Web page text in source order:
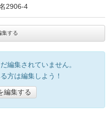
2906-4
集する
編集されていません。
方は編集しよう！
編集する